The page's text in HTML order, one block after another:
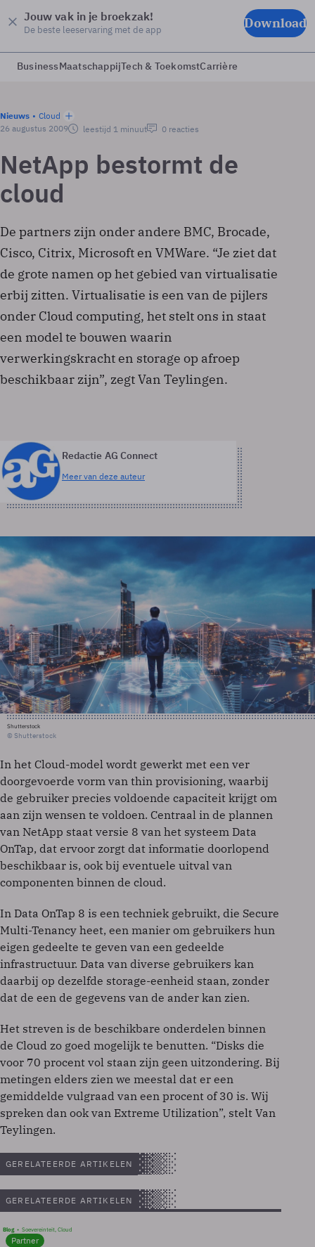
Jouw vak in je broekzak!
De beste leeservaring met de app Download
BusinessMaatschappijTech & ToekomstCarrière
Nieuws
Cloud
26 augustus 2009
leestijd 1 minuut 0 reacties
NetApp bestormt de
cloud
De partners zijn onder andere BMC, Brocade,
Cisco, Citrix, Microsoft en VMWare. “Je ziet dat
de grote namen op het gebied van virtualisatie
erbij zitten. Virtualisatie is een van de pijlers
onder Cloud computing, het stelt ons in staat
een model te bouwen waarin
verwerkingskracht en storage op afroep
beschikbaar zijn”, zegt Van Teylingen.
Redactie AG Connect
Meer van deze auteur
Shutterstock
© Shutterstock
In het Cloud-model wordt gewerkt met een ver
doorgevoerde vorm van thin provisioning, waarbij
de gebruiker precies voldoende capaciteit krijgt om
aan zijn wensen te voldoen. Centraal in de plannen
van NetApp staat versie 8 van het systeem Data
OnTap, dat ervoor zorgt dat informatie doorlopend
beschikbaar is, ook bij eventuele uitval van
componenten binnen de cloud.
In Data OnTap 8 is een techniek gebruikt, die Secure
Multi-Tenancy heet, een manier om gebruikers hun
eigen gedeelte te geven van een gedeelde
infrastructuur. Data van diverse gebruikers kan
daarbij op dezelfde storage-eenheid staan, zonder
dat de een de gegevens van de ander kan zien.
Het streven is de beschikbare onderdelen binnen
de Cloud zo goed mogelijk te benutten. “Disks die
voor 70 procent vol staan zijn geen uitzondering. Bij
metingen elders zien we meestal dat er een
gemiddelde vulgraad van een procent of 30 is. Wij
spreken dan ook van Extreme Utilization”, stelt Van
Teylingen.
GERELATEERDE ARTIKELEN
GERELATEERDE ARTIKELEN
Blog Soevereinteit, Cloud
Partner